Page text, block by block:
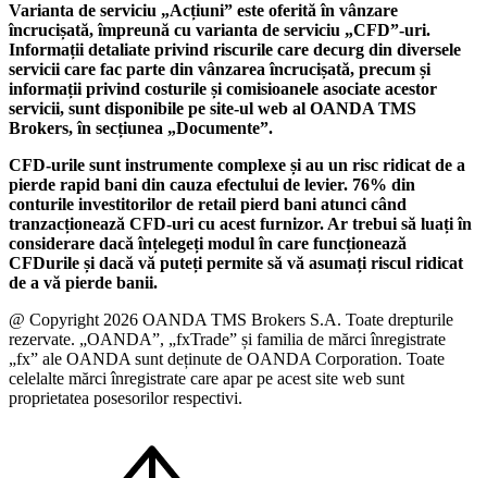
Varianta de serviciu „Acțiuni” este oferită în vânzare
încrucișată, împreună cu varianta de serviciu „CFD”-uri.
Informații detaliate privind riscurile care decurg din diversele
servicii care fac parte din vânzarea încrucișată, precum și
informații privind costurile și comisioanele asociate acestor
servicii, sunt disponibile pe site-ul web al OANDA TMS
Brokers, în secțiunea „Documente”.
CFD-urile sunt instrumente complexe și au un risc ridicat de a
pierde rapid bani din cauza efectului de levier. 76% din
conturile investitorilor de retail pierd bani atunci când
tranzacționează CFD-uri cu acest furnizor. Ar trebui să luați în
considerare dacă înțelegeți modul în care funcționează
CFDurile și dacă vă puteți permite să vă asumați riscul ridicat
de a vă pierde banii.
@ Copyright 2026 OANDA TMS Brokers S.A. Toate drepturile
rezervate. „OANDA”, „fxTrade” și familia de mărci înregistrate
„fx” ale OANDA sunt deținute de OANDA Corporation. Toate
celelalte mărci înregistrate care apar pe acest site web sunt
proprietatea posesorilor respectivi.